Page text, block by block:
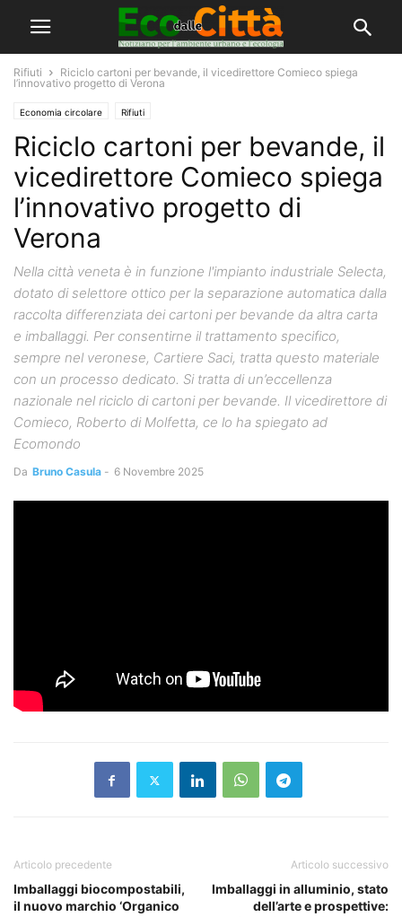
Rifiuti
Riciclo cartoni per bevande, il vicedirettore Comieco spiega
l’innovativo progetto di Verona
Economia circolare Rifiuti
Riciclo cartoni per bevande, il
vicedirettore Comieco spiega
l’innovativo progetto di
Verona
Nella città veneta è in funzione l'impianto industriale Selecta,
dotato di selettore ottico per la separazione automatica dalla
raccolta differenziata dei cartoni per bevande da altra carta
e imballaggi. Per consentirne il trattamento specifico,
sempre nel veronese, Cartiere Saci, tratta questo materiale
con un processo dedicato. Si tratta di un’eccellenza
nazionale nel riciclo di cartoni per bevande. Il vicedirettore di
Comieco, Roberto di Molfetta, ce lo ha spiegato ad
Ecomondo
Da Bruno Casula - 6 Novembre 2025
Articolo precedente
Imballaggi biocompostabili,
il nuovo marchio ‘Organico
Articolo successivo
Imballaggi in alluminio, stato
dell’arte e prospettive: